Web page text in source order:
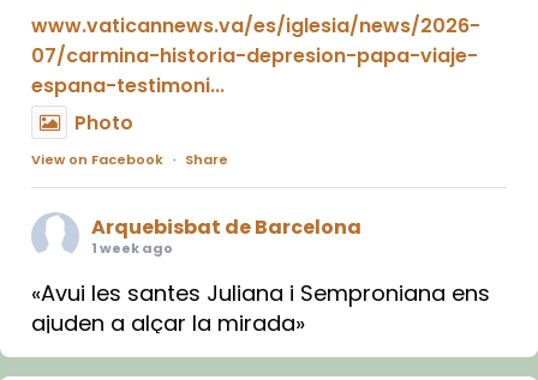
www.vaticannews.va/es/iglesia/news/2026-
07/carmina-historia-depresion-papa-viaje-
espana-testimoni...
Photo
View on Facebook · Share
Arquebisbat de Barcelona
1 week ago
«Avui les santes Juliana i Semproniana ens
ajuden a alçar la mirada»
Mons. Sergi Gordo, bisbe de Tortosa, ha